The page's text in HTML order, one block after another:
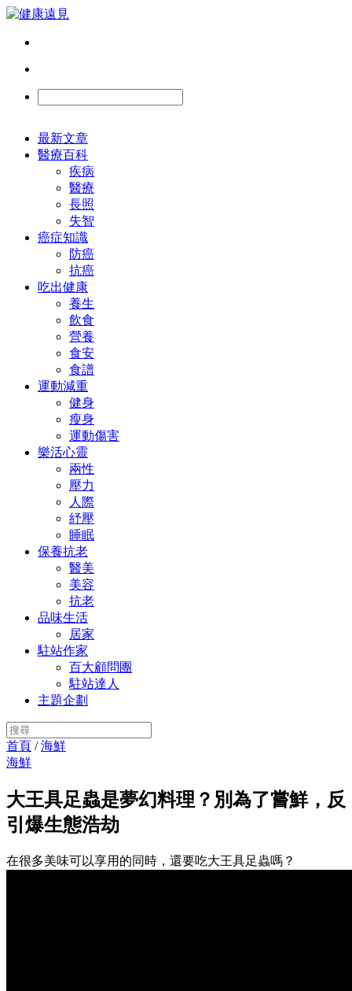
最新文章
醫療百科
疾病
醫療
長照
失智
癌症知識
防癌
抗癌
吃出健康
養生
飲食
營養
食安
食譜
運動減重
健身
瘦身
運動傷害
樂活心靈
兩性
壓力
人際
紓壓
睡眠
保養抗老
醫美
美容
抗老
品味生活
居家
駐站作家
百大顧問團
駐站達人
主題企劃
首頁 /海鮮
海鮮
大王具足蟲是夢幻料理？別為了嘗鮮，反
引爆生態浩劫
在很多美味可以享用的同時，還要吃大王具足蟲嗎？